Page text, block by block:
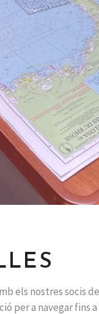
els nostres socis
per a navegar fins